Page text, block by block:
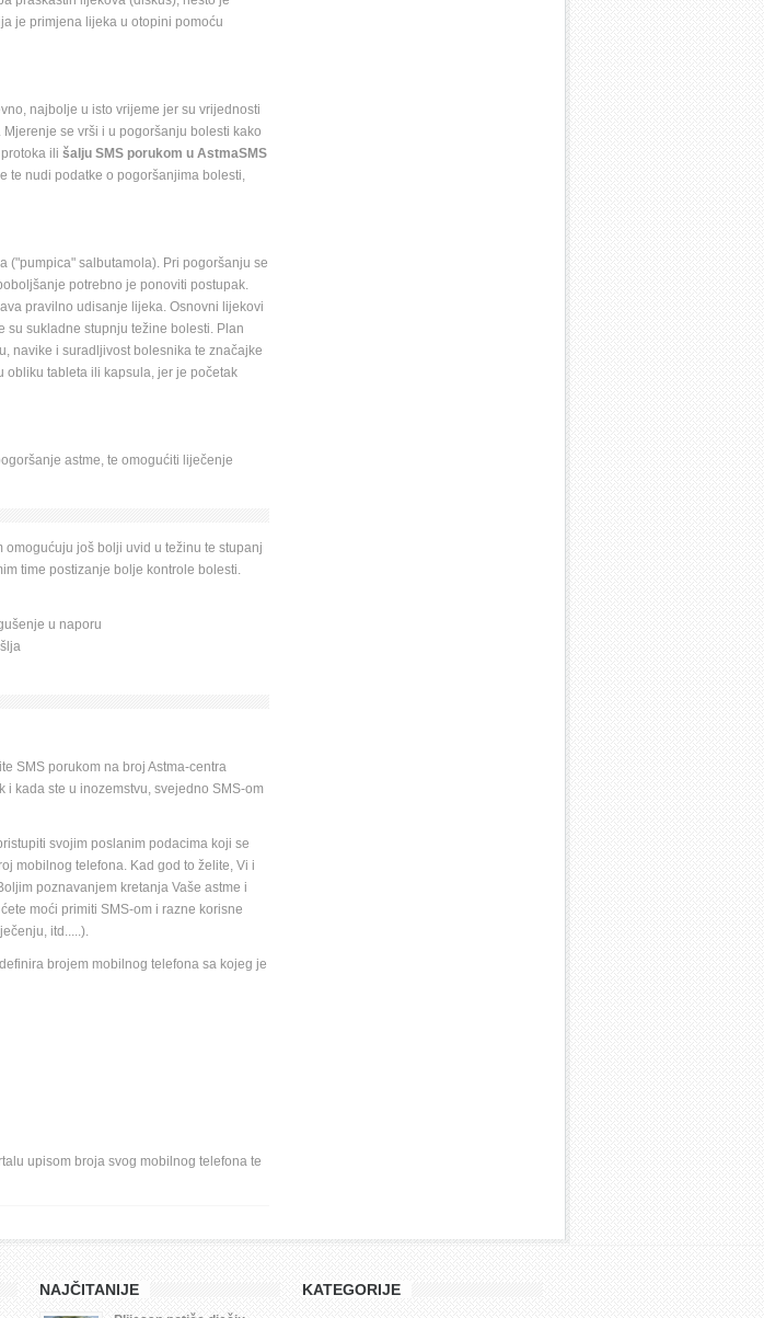
je primjena lijeka u otopini pomoću
najbolje u isto vrijeme jer su vrijednosti
se vrši i u pogoršanju bolesti kako
ili šalju SMS porukom u AstmaSMS
te nudi podatke o pogoršanjima bolesti,
("pumpica" salbutamola). Pri pogoršanju se
potrebno je ponoviti postupak.
pravilno udisanje lijeka. Osnovni lijekovi
su sukladne stupnju težine bolesti. Plan
navike i suradljivost bolesnika te značajke
obliku tableta ili kapsula, jer je početak
astme, te omogućiti liječenje
još bolji uvid u težinu te stupanj
time postizanje bolje kontrole bolesti.
u naporu
SMS porukom na broj Astma-centra
i kada ste u inozemstvu, svejedno SMS-om
svojim poslanim podacima koji se
mobilnog telefona. Kad god to želite, Vi i
poznavanjem kretanja Vaše astme i
moći primiti SMS-om i razne korisne
itd.....).
brojem mobilnog telefona sa kojeg je
upisom broja svog mobilnog telefona te
NAJČITANIJE KATEGORIJE